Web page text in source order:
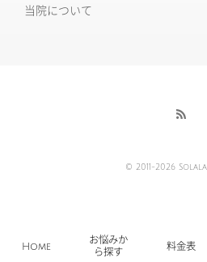
Home
お悩みか
ら探す
料金表
傷跡の治療・修正
当院について
© 2011-2026